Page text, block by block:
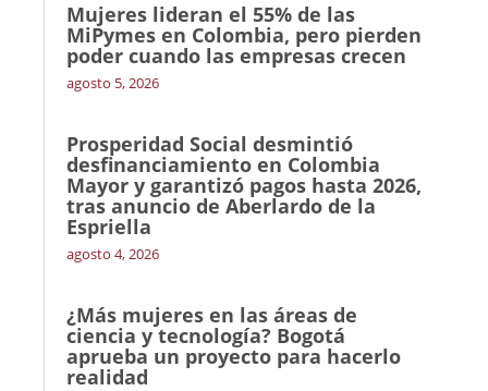
Mujeres lideran el 55% de las
MiPymes en Colombia, pero pierden
poder cuando las empresas crecen
agosto 5, 2026
Prosperidad Social desmintió
desfinanciamiento en Colombia
Mayor y garantizó pagos hasta 2026,
tras anuncio de Aberlardo de la
Espriella
agosto 4, 2026
¿Más mujeres en las áreas de
ciencia y tecnología? Bogotá
aprueba un proyecto para hacerlo
realidad